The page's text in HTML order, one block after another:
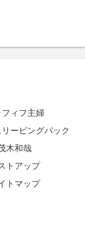
フィフ主婦
ーピングパック
木和哉
トアップ
トマップ